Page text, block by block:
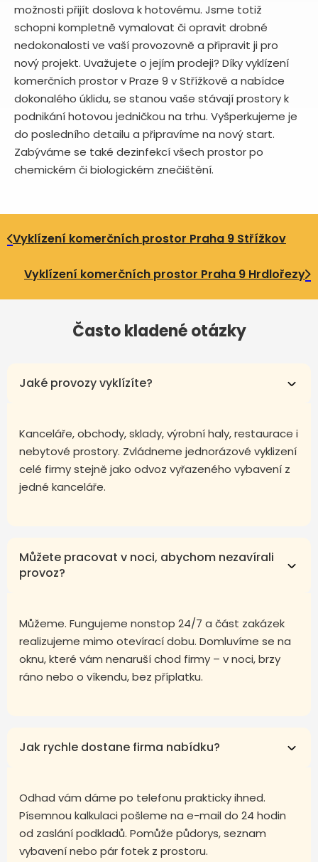
možnosti přijít doslova k hotovému. Jsme totiž
schopni kompletně vymalovat či opravit drobné
nedokonalosti ve vaší provozovně a připravit ji pro
nový projekt. Uvažujete o jejím prodeji? Díky vyklízení
komerčních prostor v Praze 9 v Střížkově a nabídce
dokonalého úklidu, se stanou vaše stávají prostory k
podnikání hotovou jedničkou na trhu. Vyšperkujeme je
do posledního detailu a připravíme na nový start.
Zabýváme se také dezinfekcí všech prostor po
chemickém či biologickém znečištění.
Vyklízení komerčních prostor Praha 9 Střížkov
Vyklízení komerčních prostor Praha 9 Hrdlořezy
Často kladené otázky
Jaké provozy vyklízíte?
Kanceláře, obchody, sklady, výrobní haly, restaurace i
nebytové prostory. Zvládneme jednorázové vyklizení
celé firmy stejně jako odvoz vyřazeného vybavení z
jedné kanceláře.
Můžete pracovat v noci, abychom nezavírali
provoz?
Můžeme. Fungujeme nonstop 24/7 a část zakázek
realizujeme mimo otevírací dobu. Domluvíme se na
oknu, které vám nenaruší chod firmy – v noci, brzy
ráno nebo o víkendu, bez příplatku.
Jak rychle dostane firma nabídku?
Odhad vám dáme po telefonu prakticky ihned.
Písemnou kalkulaci pošleme na e-mail do 24 hodin
od zaslání podkladů. Pomůže půdorys, seznam
vybavení nebo pár fotek z prostoru.